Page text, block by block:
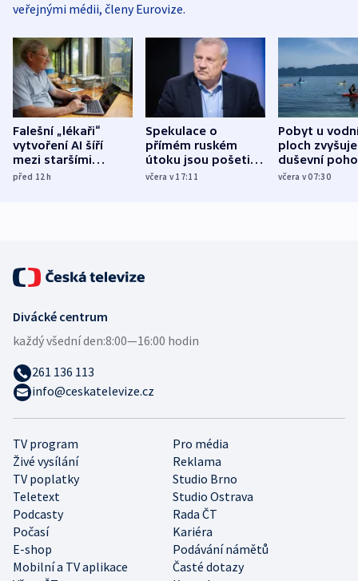
veřejnými médii, členy Eurovize.
Falešní „lékaři“
vytvoření AI šíří
mezi staršími
Poláky nebezpečné
před 12h
Spekulace o
přímém ruském
útoku jsou pošetilé,
míní estonský
včera v 17:11
Pobyt u
ploch zvyšuje
duševní
ukázala
včera v 07:30
TV program
Pro média
Živé vysílání
Reklama
TV poplatky
Studio Brno
Teletext
Studio Ostrava
Podcasty
Rada ČT
Počasí
Kariéra
E-shop
Podávání námětů
Mobilní a TV aplikace
Časté dotazy
Divácké centrum
každý všední den:8:00—16:00 hodin
261 136 113
info@ceskatelevize.cz